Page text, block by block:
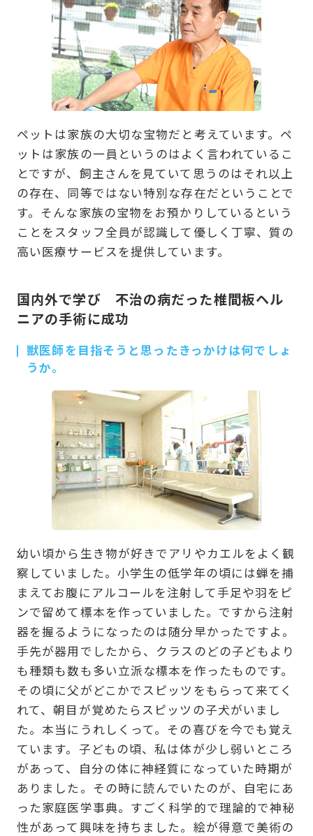
ペットは家族の大切な宝物だと考えています。ペ
ットは家族の一員というのはよく言われているこ
とですが、飼主さんを見ていて思うのはそれ以上
の存在、同等ではない特別な存在だということで
す。そんな家族の宝物をお預かりしているという
ことをスタッフ全員が認識して優しく丁寧、質の
高い医療サービスを提供しています。
国内外で学び 不治の病だった椎間板ヘル
ニアの手術に成功
獣医師を目指そうと思ったきっかけは何でしょ
うか。
幼い頃から生き物が好きでアリやカエルをよく観
察していました。小学生の低学年の頃には蝉を捕
まえてお腹にアルコールを注射して手足や羽をピ
ンで留めて標本を作っていました。ですから注射
器を握るようになったのは随分早かったですよ。
手先が器用でしたから、クラスのどの子どもより
も種類も数も多い立派な標本を作ったものです。
その頃に父がどこかでスピッツをもらって来てく
れて、朝目が覚めたらスピッツの子犬がいまし
た。本当にうれしくって。その喜びを今でも覚え
ています。子どもの頃、私は体が少し弱いところ
があって、自分の体に神経質になっていた時期が
ありました。その時に読んでいたのが、自宅にあ
った家庭医学事典。すごく科学的で理論的で神秘
性があって興味を持ちました。絵が得意で美術の